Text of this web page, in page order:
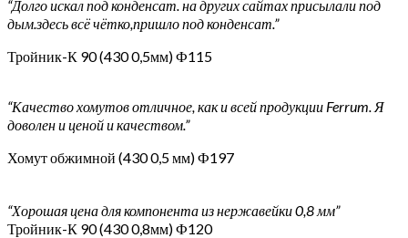
“Долго искал под конденсат. на других сайтах присылали под
дым.здесь всё чётко,пришло под конденсат.”
Тройник-К 90 (430 0,5мм) Ф115
“Качество хомутов отличное, как и всей продукции Ferrum. Я
доволен и ценой и качеством.”
Хомут обжимной (430 0,5 мм) Ф197
“Хорошая цена для компонента из нержавейки 0,8 мм”
Тройник-К 90 (430 0,8мм) Ф120